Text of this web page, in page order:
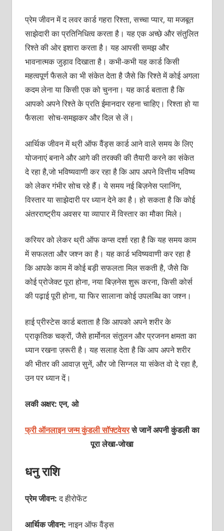
प्रेम जीवन में द लवर कार्ड गहरा रिश्ता, सच्चा प्यार, या मजबूत
साझेदारी का प्रतिनिधित्व करता है। यह एक अच्छे और संतुलित
रिश्ते की ओर इशारा करता है। यह आपसी समझ और
भावनात्मक जुड़ाव दिखाता है। कभी-कभी यह कार्ड किसी
महत्वपूर्ण फैसले का भी संकेत देता है जैसे कि रिश्ते में कोई अगला
कदम लेना या किसी एक को चुनना। यह कार्ड बताता है कि
आपको अपने रिश्ते के प्रति ईमानदार रहना चाहिए। रिश्ता हो या
फैसला सोच-समझकर और दिल से लें।
आर्थिक जीवन में थ्री ऑफ वैंड्स कार्ड आने वाले समय के लिए
योजनाएं बनाने और आगे की तरक्की की तैयारी करने का संकेत
दे रहा है,जो भविष्यवाणी कर रहा है कि आप अपने वित्तीय भविष्य
को लेकर गंभीर सोच रहे हैं। ये समय नई बिज़नेस प्लानिंग,
विस्तार या साझेदारी पर ध्यान देने का है। हो सकता है कि कोई
अंतरराष्ट्रीय अवसर या व्यापार में विस्तार का मौका मिले।
करियर को लेकर थ्री ऑफ कप्स दर्शा रहा है कि यह समय काम
में सफलता और जश्न का है। यह कार्ड भविष्यवाणी कर रहा है
कि आपके काम में कोई बड़ी सफलता मिल सकती है, जैसे कि
कोई प्रोजेक्ट पूरा होना, नया बिज़नेस शुरू करना, किसी कोर्स
की पढ़ाई पूरी होना, या फिर सालाना कोई उपलब्धि का जश्न।
हाई प्रीस्टेस कार्ड बताता है कि आपको अपने शरीर के
प्राकृतिक चक्रों, जैसे हार्मोनल संतुलन और प्रजनन क्षमता का
ध्यान रखना ज़रूरी है। यह सलाह देता है कि आप अपने शरीर
की भीतर की आवाज़ सुनें, और जो सिग्नल या संकेत वो दे रहा है,
उन पर ध्यान दें।
लकी अक्षर: एन, ओ
फ्री ऑनलाइन जन्म कुंडली सॉफ्टवेयरसे जानें अपनी कुंडली का
पूरा लेखा-जोखा
धनु राशि
प्रेम जीवन:द हीरोफेंट
आर्थिक जीवन:नाइन ऑफ वैंड्स